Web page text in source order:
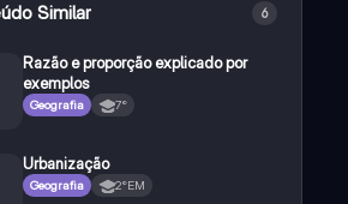
Similar 6
Razão e proporção explicado por
exemplos
Geografia 7°
Urbanização
Geografia 2°EM